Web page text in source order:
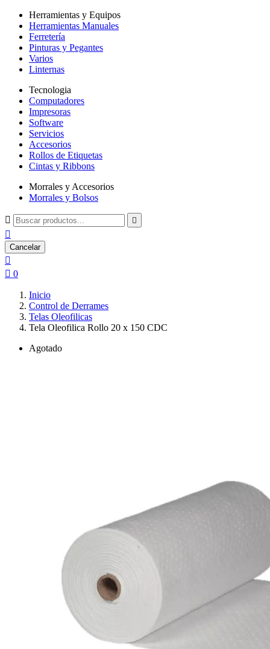
Herramientas y Equipos
Herramientas Manuales
Ferretería
Pinturas y Pegantes
Varios
Linternas
Tecnologia
Computadores
Impresoras
Software
Servicios
Accesorios
Rollos de Etiquetas
Cintas y Ribbons
Morrales y Accesorios
Morrales y Bolsos
 

Cancelar

 0
Inicio
Control de Derrames
Telas Oleofilicas
Tela Oleofilica Rollo 20 x 150 CDC
Agotado